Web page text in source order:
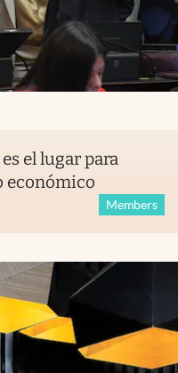
el lugar para
económico
Members